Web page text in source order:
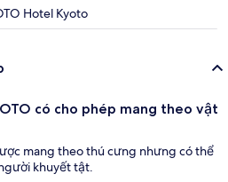
Hotel Kyoto
có cho phép mang theo vật
mang theo thú cưng nhưng có thể
khuyết tật.